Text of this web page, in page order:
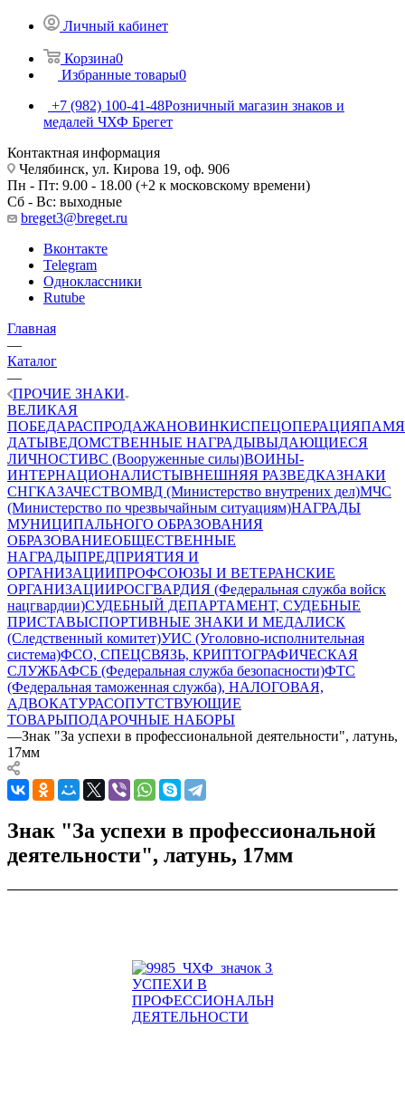
Личный кабинет
Корзина0
Избранные товары0
+7 (982) 100-41-48Розничный магазин знаков и
медалей ЧХФ Брегет
Контактная информация
Челябинск, ул. Кирова 19, оф. 906
Пн - Пт: 9.00 - 18.00 (+2 к московскому времени)
Сб - Вс: выходные
breget3@breget.ru
Вконтакте
Telegram
Одноклассники
Rutube
Главная
—
Каталог
—
ПРОЧИЕ ЗНАКИ
ВЕЛИКАЯ
ПОБЕДАРАСПРОДАЖАНОВИНКИСПЕЦОПЕРАЦИЯ
ДАТЫВЕДОМСТВЕННЫЕ НАГРАДЫВЫДАЮЩИЕСЯ
ЛИЧНОСТИВС (Вооруженные силы)ВОИНЫ-
ИНТЕРНАЦИОНАЛИСТЫВНЕШНЯЯ РАЗВЕДКАЗНАКИ
СНГКАЗАЧЕСТВОМВД (Министерство внутрених дел)МЧС
(Министерство по чрезвычайным ситуациям)НАГРАДЫ
МУНИЦИПАЛЬНОГО ОБРАЗОВАНИЯ
ОБРАЗОВАНИЕОБЩЕСТВЕННЫЕ
НАГРАДЫПРЕДПРИЯТИЯ И
ОРГАНИЗАЦИИПРОФСОЮЗЫ И ВЕТЕРАНСКИЕ
ОРГАНИЗАЦИИРОСГВАРДИЯ (Федеральная служба войск
нацгвардии)СУДЕБНЫЙ ДЕПАРТАМЕНТ, СУДЕБНЫЕ
ПРИСТАВЫСПОРТИВНЫЕ ЗНАКИ И МЕДАЛИСК
(Следственный комитет)УИС (Уголовно-исполнительная
система)ФСО, СПЕЦСВЯЗЬ, КРИПТОГРАФИЧЕСКАЯ
СЛУЖБАФСБ (Федеральная служба безопасности)ФТС
(Федеральная таможенная служба), НАЛОГОВАЯ,
АДВОКАТУРАСОПУТСТВУЮЩИЕ
ТОВАРЫПОДАРОЧНЫЕ НАБОРЫ
—Знак "За успехи в профессиональной деятельности", латунь,
17мм
Знак "За успехи в профессиональной
деятельности", латунь, 17мм